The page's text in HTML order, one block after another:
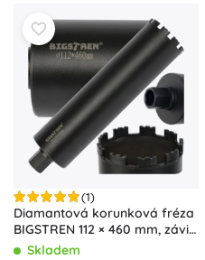
(1)
Diamantová korunková fréza
BIGSTREN 112 × 460 mm, závit
1.1/4 UNC
Skladem